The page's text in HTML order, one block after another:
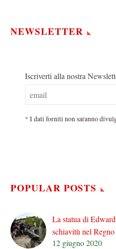
NEWSLETTER
Iscriverti alla nostra
* I dati forniti non saranno
POPULAR POSTS
La statua di
schiavitù nel
12 giugno 2020